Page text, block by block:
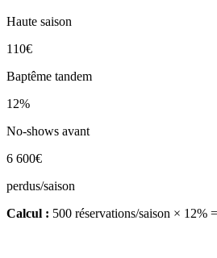
Haute saison
110€
Baptême tandem
12%
No-shows avant
6 600€
perdus/saison
Calcul : 500 réservations/saison × 12%